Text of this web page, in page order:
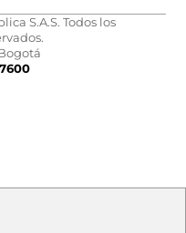
S.A.S. Todos los